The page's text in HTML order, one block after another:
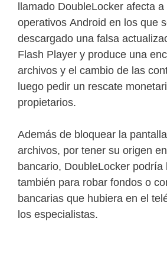
llamado DoubleLocker afecta
operativos Android en los que
descargado una falsa
Flash Player y produce una
archivos y el cambio de las
luego pedir un rescate
propietarios.
Además de bloquear la
archivos, por tener su origen
bancario, DoubleLocker podría
también para robar fondos o
bancarias que hubiera en el
los especialistas.